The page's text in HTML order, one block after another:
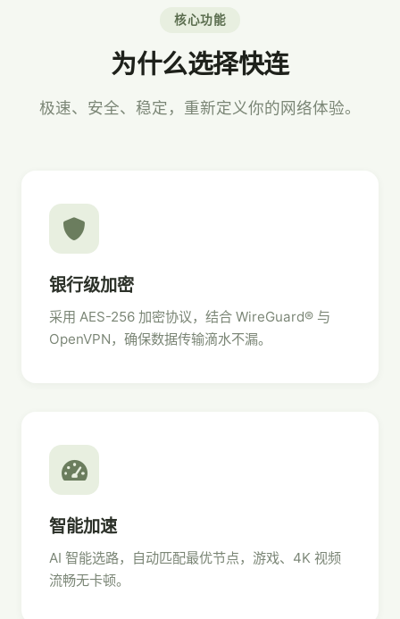
核心功能
为什么选择快连
极速、安全、稳定，重新定义你的网络体验。
银行级加密
采用 AES-256 加密协议，结合 WireGuard® 与
OpenVPN，确保数据传输滴水不漏。
智能加速
AI 智能选路，自动匹配最优节点，游戏、4K 视频
流畅无卡顿。